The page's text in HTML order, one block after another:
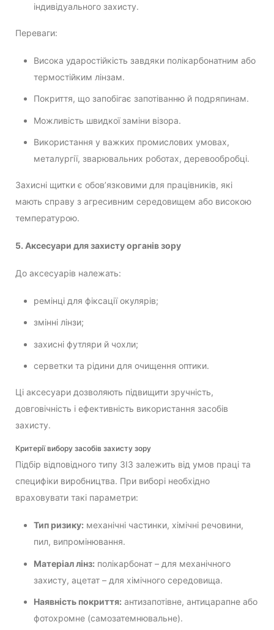
індивідуального захисту.
Переваги:
Висока ударостійкість завдяки полікарбонатним або
термостійким лінзам.
Покриття, що запобігає запотіванню й подряпинам.
Можливість швидкої заміни візора.
Використання у важких промислових умовах,
металургії, зварювальних роботах, деревообробці.
Захисні щитки є обов’язковими для працівників, які
мають справу з агресивним середовищем або високою
температурою.
5. Аксесуари для захисту органів зору
До аксесуарів належать:
ремінці для фіксації окулярів;
змінні лінзи;
захисні футляри й чохли;
серветки та рідини для очищення оптики.
Ці аксесуари дозволяють підвищити зручність,
довговічність і ефективність використання засобів
захисту.
Критерії вибору засобів захисту зору
Підбір відповідного типу ЗІЗ залежить від умов праці та
специфіки виробництва. При виборі необхідно
враховувати такі параметри:
Тип ризику: механічні частинки, хімічні речовини,
пил, випромінювання.
Матеріал лінз: полікарбонат – для механічного
захисту, ацетат – для хімічного середовища.
Наявність покриття: антизапотівне, антицарапне або
фотохромне (самозатемнювальне).